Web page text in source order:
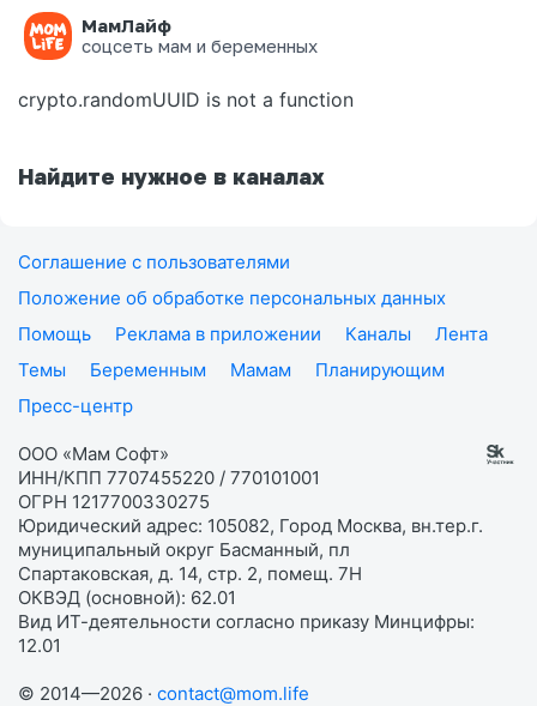
МамЛайф
соцсеть мам и беременных
Ошибка на странице
crypto.randomUUID is not a function
Найдите нужное в каналах
Соглашение с пользователями
Положение об обработке персональных данных
Помощь
Реклама в приложении Каналы
Лента
Темы
Беременным Мамам
Планирующим
Пресс-центр
ООО «Мам Софт»
ИНН/КПП 7707455220 / 770101001
ОГРН 1217700330275
Юридический адрес: 105082, Город Москва, вн.тер.г.
муниципальный округ Басманный, пл
Спартаковская, д. 14, стр. 2, помещ. 7Н
ОКВЭД (основной): 62.01
Вид ИТ-деятельности согласно приказу Минцифры:
12.01
© 2014—2026 · contact@mom.life